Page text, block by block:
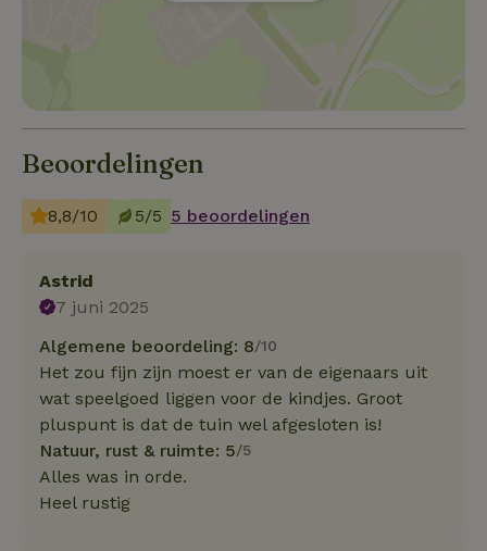
Beoordelingen
8,8/10 5/5 5 beoordelingen
Astrid
7 juni 2025
Algemene beoordeling: 8/10
Het zou fijn zijn moest er van de eigenaars uit
wat speelgoed liggen voor de kindjes. Groot
pluspunt is dat de tuin wel afgesloten is!
Natuur, rust & ruimte: 5/5
Alles was in orde.
Heel rustig